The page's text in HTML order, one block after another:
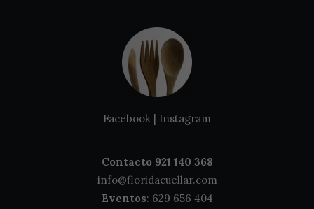
Facebook | Instagram
Contacto 921 140 368
info@floridacuellar.com
Eventos: 629 656 404